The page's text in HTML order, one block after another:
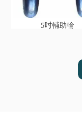
5吋輔助輪